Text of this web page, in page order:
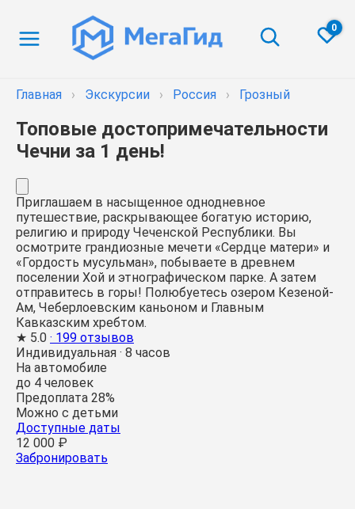
0
Главная › Экскурсии › Россия › Грозный
Топовые достопримечательности
Чечни за 1 день!
Приглашаем в насыщенное однодневное
путешествие, раскрывающее богатую историю,
религию и природу Чеченской Республики. Вы
осмотрите грандиозные мечети «Сердце матери» и
«Гордость мусульман», побываете в древнем
поселении Хой и этнографическом парке. А затем
отправитесь в горы! Полюбуетесь озером Кезеной-
Ам, Чеберлоевским каньоном и Главным
Кавказским хребтом.
★ 5.0 · 199 отзывов
Индивидуальная · 8 часов
На автомобиле
до 4 человек
Предоплата 28%
Можно с детьми
Доступные даты
12 000 ₽
Забронировать